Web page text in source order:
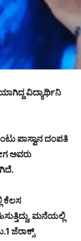
ವಿದ್ಯಾರ್ಥಿನಿ
ಪಾಸ್ವಾನ ದಂಪತಿ
ಅವರು
ಕೆಲಸ
ಮನೆಯಲ್ಲಿ
ಜೆರಾಕ್ಸ್